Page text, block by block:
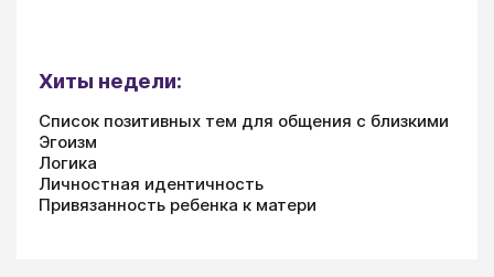
Хиты недели:
Список позитивных тем для общения с близкими
Эгоизм
Логика
Личностная идентичность
Привязанность ребенка к матери